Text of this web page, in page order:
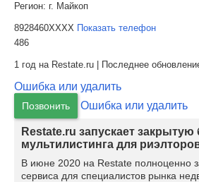
Регион: г. Майкоп
8928460XXXX Показать телефон
486
1 год на Restate.ru | Последнее
Ошибка или удалить
Позвонить Ошибка или удалить
Restate.ru запускает закрытую
мультилистинга для
В июне 2020 на Restate полноценно
сервиса для специалистов рынка